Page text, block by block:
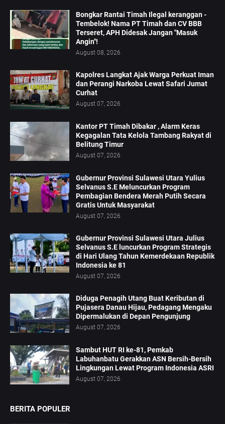
Bongkar Rantai Timah Ilegal keranggan -
Tembelok! Nama PT Timah dan CV BBB
Terseret, APH Didesak Jangan "Masuk
Angin"!
August 08, 2026
Kapolres Langkat Ajak Warga Perkuat Iman
dan Perangi Narkoba Lewat Safari Jumat
Curhat
August 07, 2026
Kantor PT Timah Dibakar , Alarm Keras
Kegagalan Tata Kelola Tambang Rakyat di
Belitung Timur
August 07, 2026
Gubernur Provinsi Sulawesi Utara Yulius
Selvanus S.E Meluncurkan Program
Pembagian Bendera Merah Putih Secara
Gratis Untuk Masyarakat
August 07, 2026
Gubernur Provinsi Sulawesi Utara Julius
Selvanus S.E luncurkan Program Strategis
di Hari Ulang Tahun Kemerdekaan Republik
Indonesia ke 81
August 07, 2026
Diduga Penagih Utang Buat Keributan di
Pujasera Danau Hijau, Pedagang Mengaku
Dipermalukan di Depan Pengunjung
August 07, 2026
Sambut HUT RI ke-81, Pemkab
Labuhanbatu Gerakkan ASN Bersih-Bersih
Lingkungan Lewat Program Indonesia ASRI
August 07, 2026
BERITA POPULER